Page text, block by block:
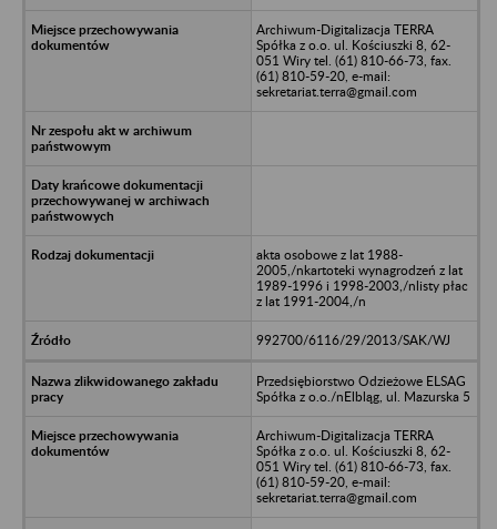
Archiwum-Digitalizacja TERRA
Spółka z o.o. ul. Kościuszki 8, 62-
051 Wiry tel. (61) 810-66-73, fax.
(61) 810-59-20, e-mail:
sekretariat.terra@gmail.com
akta osobowe z lat 1988-
2005,/nkartoteki wynagrodzeń z lat
1989-1996 i 1998-2003,/nlisty płac
z lat 1991-2004,/n
992700/6116/29/2013/SAK/WJ
Przedsiębiorstwo Odzieżowe ELSAG
Spółka z o.o./nElbląg, ul. Mazurska 5
Archiwum-Digitalizacja TERRA
Spółka z o.o. ul. Kościuszki 8, 62-
051 Wiry tel. (61) 810-66-73, fax.
(61) 810-59-20, e-mail:
sekretariat.terra@gmail.com